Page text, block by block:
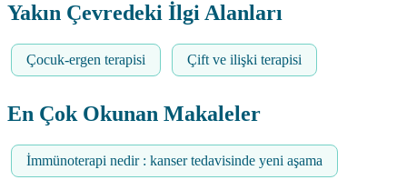
Yakın Çevredeki İlgi Alanları
Çocuk-ergen terapisi Çift ve ilişki terapisi
En Çok Okunan Makaleler
İmmünoterapi nedir : kanser tedavisinde yeni aşama